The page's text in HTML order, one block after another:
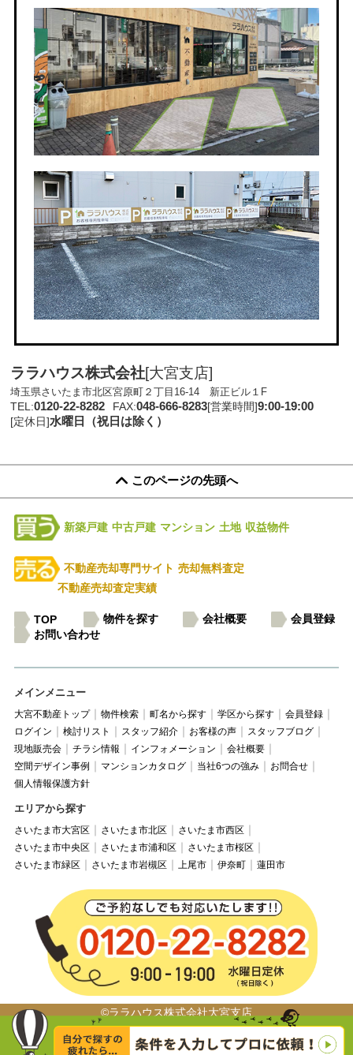
ララハウス株式会社[大宮支店]
埼玉県さいたま市北区宮原町２丁目16-14 新正ビル１F
TEL:0120-22-8282 FAX:048-666-8283[営業時間]9:00-19:00
[定休日]水曜日（祝日は除く）
このページの先頭へ
新築戸建 中古戸建 マンション 土地 収益物件
不動産売却専門サイト 売却無料査定
不動産売却査定実績
TOP 物件を探す 会社概要
会員登録
お問い合わせ
メインメニュー
大宮不動産トップ 物件検索 町名から探す 学区から探す
会員登録
ログイン
検討リスト スタッフ紹介 お客様の声
スタッフブログ
現地販売会
チラシ情報 インフォメーション
会社概要
空間デザイン事例
マンションカタログ 当社6つの強み
お問合せ
個人情報保護方針
エリアから探す
さいたま市大宮区 さいたま市北区
さいたま市西区
さいたま市中央区
さいたま市浦和区
さいたま市桜区
さいたま市緑区
さいたま市岩槻区 上尾市 伊奈町 蓮田市
©ララハウス株式会社大宮支店